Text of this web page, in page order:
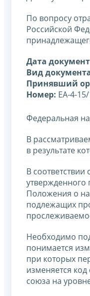
По вопросу
Российской
Дата
Вид
Принявший
Номер: ЕА-4-
Федеральная
В
в результате
В
утвержденного
Положения о
подлежащих
Необходимо
понимается
при которых
изменяется
союза на